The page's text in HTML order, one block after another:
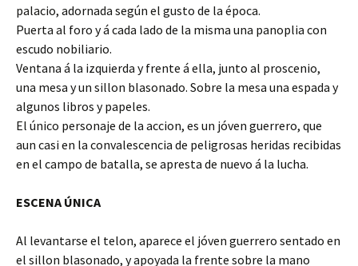
palacio, adornada según el gusto de la época.
Puerta al foro y á cada lado de la misma una panoplia con
escudo nobiliario.
Ventana á la izquierda y frente á ella, junto al proscenio,
una mesa y un sillon blasonado. Sobre la mesa una espada y
algunos libros y papeles.
El único personaje de la accion, es un jóven guerrero, que
aun casi en la convalescencia de peligrosas heridas recibidas
en el campo de batalla, se apresta de nuevo á la lucha.
ESCENA ÚNICA
Al levantarse el telon, aparece el jóven guerrero sentado en
el sillon blasonado, y apoyada la frente sobre la mano